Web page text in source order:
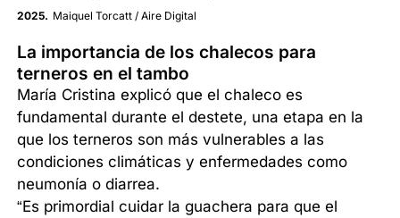
2025. Maiquel Torcatt / Aire Digital
La importancia de los chalecos para
terneros en el tambo
María Cristina explicó que el chaleco es
fundamental durante el destete, una etapa en la
que los terneros son más vulnerables a las
condiciones climáticas y enfermedades como
neumonía o diarrea.
“Es primordial cuidar la guachera para que el